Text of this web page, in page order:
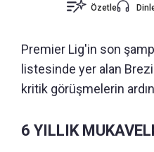
Özetle
Premier Lig'in son
listesinde yer alan
kritik görüşmelerin
6 YILLIK